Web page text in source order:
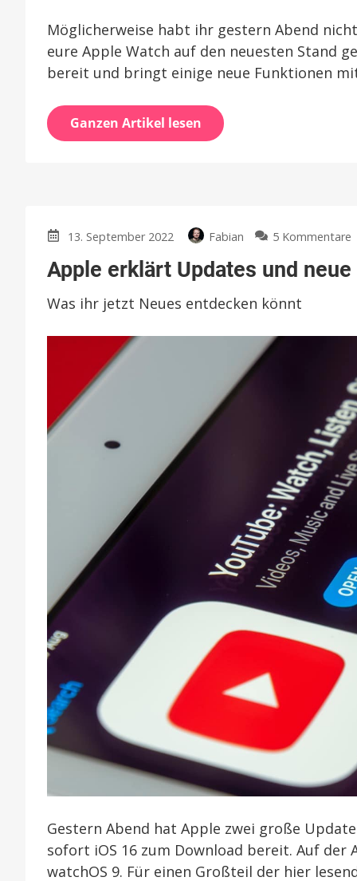
Möglicherweise habt ihr gestern Abend
eure Apple Watch auf den neuesten Stand
bereit und bringt einige neue Funktionen
Ganzen Artikel lesen
13. September 2022 Fabian 5 Kommentare
Apple erklärt Updates und
Was ihr jetzt Neues entdecken könnt
Gestern Abend hat Apple zwei große
sofort iOS 16 zum Download bereit. Auf
watchOS 9. Für einen Großteil der hier